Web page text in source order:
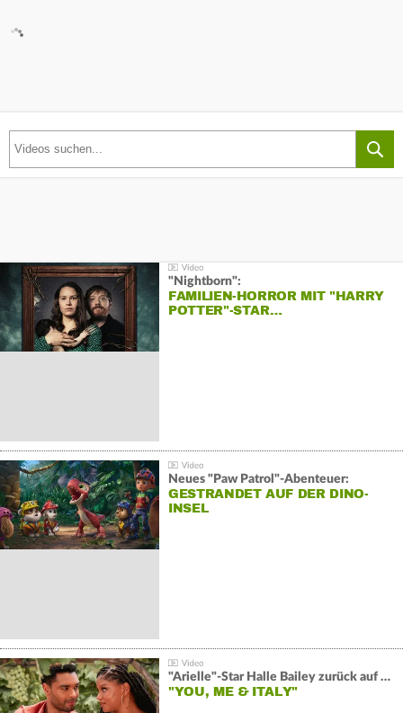
"Nightborn":
FAMILIEN-HORROR MIT "HARRY
POTTER"-STAR…
Neues "Paw Patrol"-Abenteuer:
GESTRANDET AUF DER DINO-
INSEL
"Arielle"-Star Halle Bailey zurück auf der Leinwand:
"YOU, ME & ITALY"